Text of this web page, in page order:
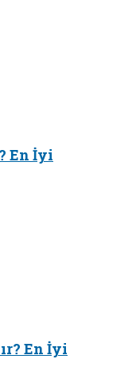
En İyi
En İyi